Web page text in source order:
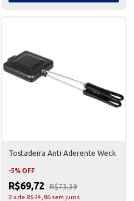
Tostadeira Anti Aderente Weck
-5% OFF
R$69,72 R$73,39
2 xde R$34,86 sem juros